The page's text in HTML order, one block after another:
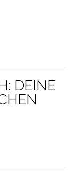
DEINE